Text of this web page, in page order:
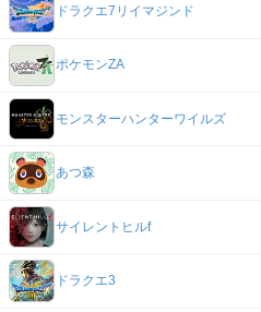
ドラクエ7リイマジンド
ポケモンZA
モンスターハンターワイルズ
あつ森
サイレントヒルf
ドラクエ3